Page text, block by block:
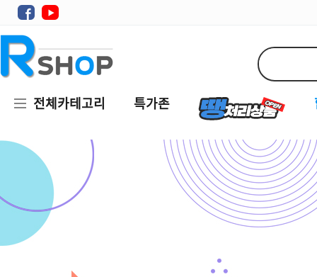
전체카테고리 특가존